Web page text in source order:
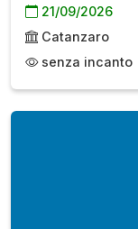
21/09/2026
Catanzaro
senza incanto